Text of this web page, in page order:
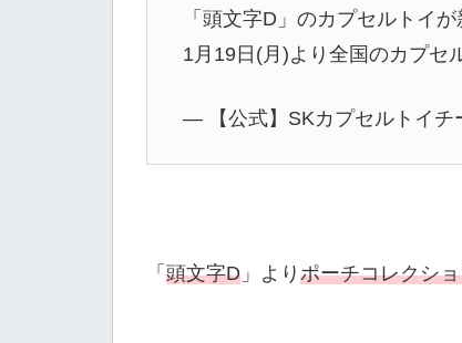
「頭文字D」のカプセルトイが
1月19日(月)より全国のカプセ
— 【公式】SKカプセルトイ
「 頭文字D 」より ポーチコレクシ